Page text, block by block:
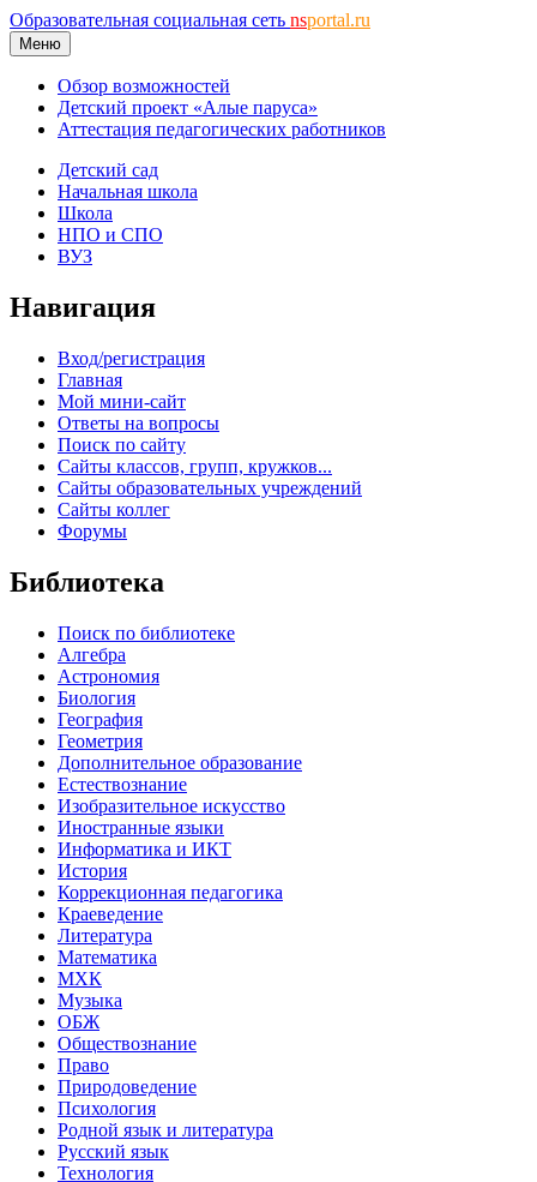
Образовательная социальная сеть nsportal.ru
Меню
Обзор возможностей
Детский проект «Алые паруса»
Аттестация педагогических работников
Детский сад
Начальная школа
Школа
НПО и СПО
ВУЗ
Навигация
Вход/регистрация
Главная
Мой мини-сайт
Ответы на вопросы
Поиск по сайту
Сайты классов, групп, кружков...
Сайты образовательных учреждений
Сайты коллег
Форумы
Библиотека
Поиск по библиотеке
Алгебра
Астрономия
Биология
География
Геометрия
Дополнительное образование
Естествознание
Изобразительное искусство
Иностранные языки
Информатика и ИКТ
История
Коррекционная педагогика
Краеведение
Литература
Математика
МХК
Музыка
ОБЖ
Обществознание
Право
Природоведение
Психология
Родной язык и литература
Русский язык
Технология